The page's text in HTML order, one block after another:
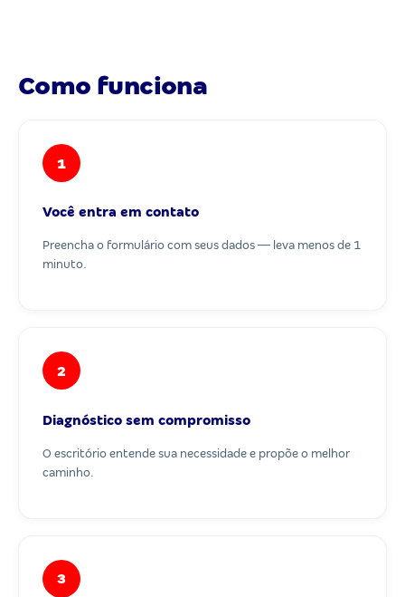
Como funciona
1
Você entra em contato
Preencha o formulário com seus dados — leva menos de 1
minuto.
2
Diagnóstico sem compromisso
O escritório entende sua necessidade e propõe o melhor
caminho.
3